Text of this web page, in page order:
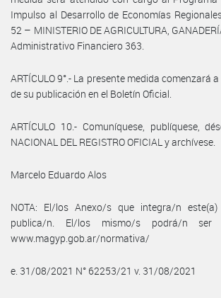
Impulso al Desarrollo de Economías
52 – MINISTERIO DE AGRICULTURA,
Administrativo Financiero 363.
ARTÍCULO 9°.- La presente medida comenzará
de su publicación en el Boletín Oficial.
ARTÍCULO 10.- Comuníquese, publíquese,
NACIONAL DEL REGISTRO OFICIAL y archívese.
Marcelo Eduardo Alos
NOTA: El/los Anexo/s que integra/n
publica/n. El/los mismo/s podrá/n ser
www.magyp.gob.ar/normativa/
e. 31/08/2021 N° 62253/21 v. 31/08/2021